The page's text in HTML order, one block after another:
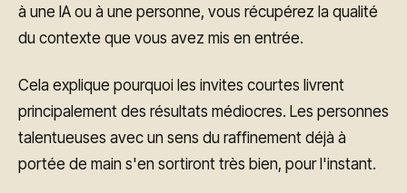
à une IA ou à une personne, vous récupérez la qualité
du contexte que vous avez mis en entrée.
Cela explique pourquoi les invites courtes livrent
principalement des résultats médiocres. Les personnes
talentueuses avec un sens du raffinement déjà à
portée de main s'en sortiront très bien, pour l'instant.